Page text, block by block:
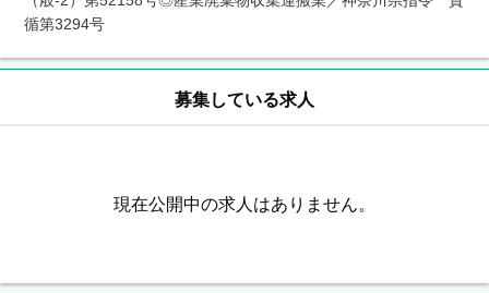
募集している求人
現在公開中の求人はありません。